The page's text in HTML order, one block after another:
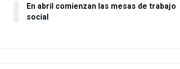
En abril comienzan las mesas de trabajo
social